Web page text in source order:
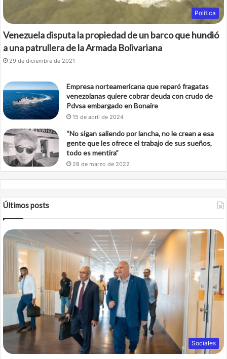
Política
Venezuela disputa la propiedad de un barco que hundió
a una patrullera de la Armada Bolivariana
29 de diciembre de 2021
Empresa norteamericana que reparó fragatas
venezolanas quiere cobrar deuda con crudo de
Pdvsa embargado en Bonaire
15 de abril de 2024
“No sigan saliendo por lancha, no le crean a esa
gente que les ofrece el trabajo de sus sueños,
todo es mentira”
28 de marzo de 2022
Últimos posts
Sociales